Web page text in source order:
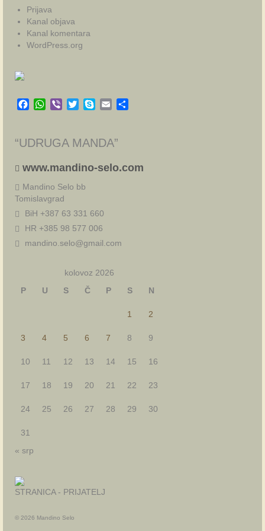
Prijava
Kanal objava
Kanal komentara
WordPress.org
Facebook
WhatsApp
Viber TwitterSkypeEmail
“UDRUGA MANDA”
www.mandino-selo.com
Mandino Selo bb
Tomislavgrad
BiH +387 63 331 660
HR +385 98 577 006
mandino.selo@gmail.com
kolovoz 2026
P
U S Č P S N
1 2
3 4 5 6 7 8 9
10 11 12 13 14 15 16
17 18 19 20 21 22 23
24 25 26 27 28 29 30
31
« srp
STRANICA - PRIJATELJ
© 2026 Mandino Selo